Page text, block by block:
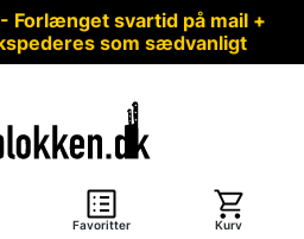
Forlænget svartid på mail +
som sædvanligt
Favoritter Kurv